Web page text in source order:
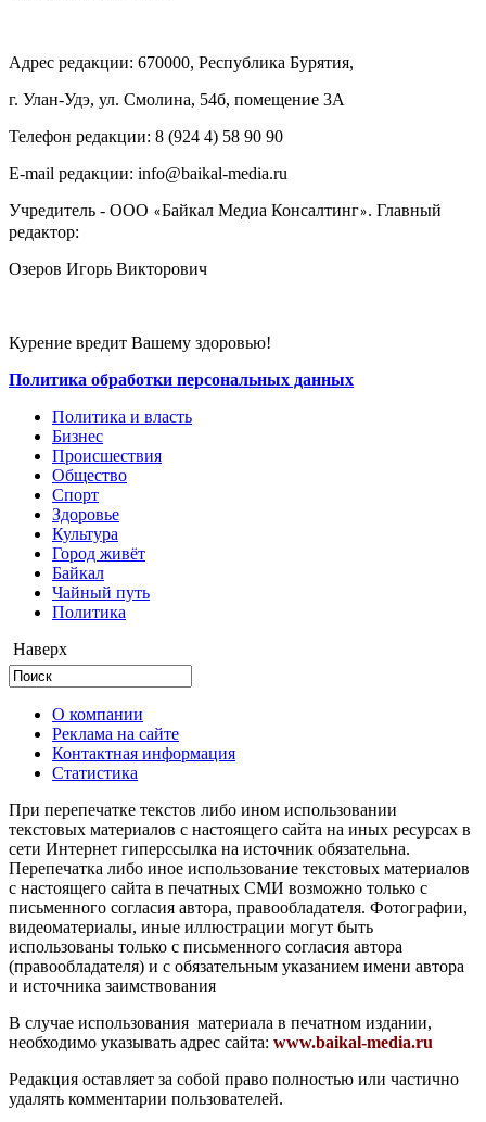
Адрес редакции: 670000, Республика Бурятия,
г. Улан-Удэ, ул. Смолина, 54б, помещение 3А
Телефон редакции: ‎‎8 (924 4) 58 90 90
E-mail редакции: info@baikal-media.ru
Учредитель - ООО «Байкал Медиа Консалтинг». Главный
редактор:
Озеров Игорь Викторович
Курение вредит Вашему здоровью!
Политика обработки персональных данных
Политика и власть
Бизнес
Происшествия
Общество
Cпорт
Здоровье
Культура
Город живёт
Байкал
Чайный путь
Политика
Наверх
О компании
Реклама на сайте
Контактная информация
Статистика
При перепечатке текстов либо ином использовании
текстовых материалов с настоящего сайта на иных ресурсах в
сети Интернет гиперссылка на источник обязательна.
Перепечатка либо иное использование текстовых материалов
с настоящего сайта в печатных СМИ возможно только с
письменного согласия автора, правообладателя. Фотографии,
видеоматериалы, иные иллюстрации могут быть
использованы только с письменного согласия автора
(правообладателя) и с обязательным указанием имени автора
и источника заимствования
В случае использования материала в печатном издании,
необходимо указывать адрес сайта: www.baikal-media.ru
Редакция оставляет за собой право полностью или частично
удалять комментарии пользователей.